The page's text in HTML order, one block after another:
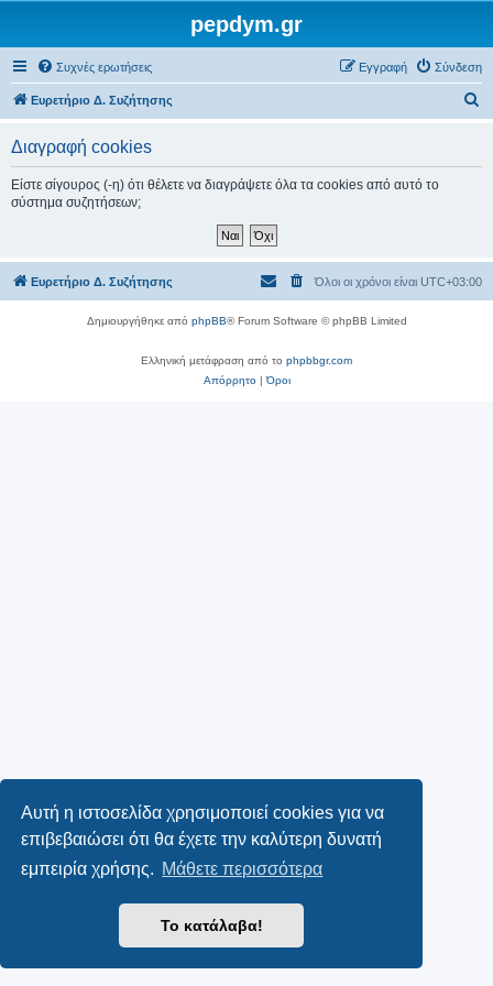
Αυτή η ιστοσελίδα χρησιμοποιεί cookies για να
επιβεβαιώσει ότι θα έχετε την καλύτερη δυνατή
εμπειρία χρήσης. Μάθετε περισσότερα
Το κατάλαβα!
pepdym.gr
Συχνές ερωτήσεις Σύνδεση
Εγγραφή
Ευρετήριο Δ. Συζήτησης
σ
Διαγραφή cookies
Είστε σίγουρος (-η) ότι θέλετε να διαγράψετε όλα τα cookies από αυτό το
σύστημα συζητήσεων;
Ευρετήριο Δ. Συζήτησης Όλοι οι χρόνοι είναι UTC+03:00
Δημιουργήθηκε από phpBB® Forum Software © phpBB Limited
Ελληνική μετάφραση από το phpbbgr.com
Απόρρητο|Όροι